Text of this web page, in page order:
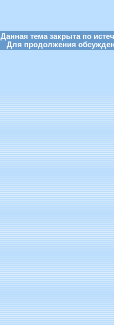
Данная тема закрыта по
Для продолжения